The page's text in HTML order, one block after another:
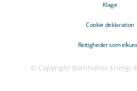
Klage
Cookie deklaration
Rettigheder som
© Copyright Bornholms Energi